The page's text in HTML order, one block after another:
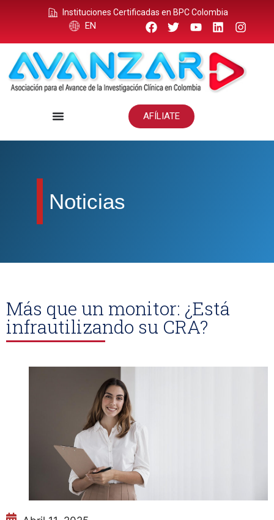
Instituciones Certificadas en BPC Colombia
EN
AFÍLIATE
Noticias
Más que un monitor: ¿Está
infrautilizando su CRA?